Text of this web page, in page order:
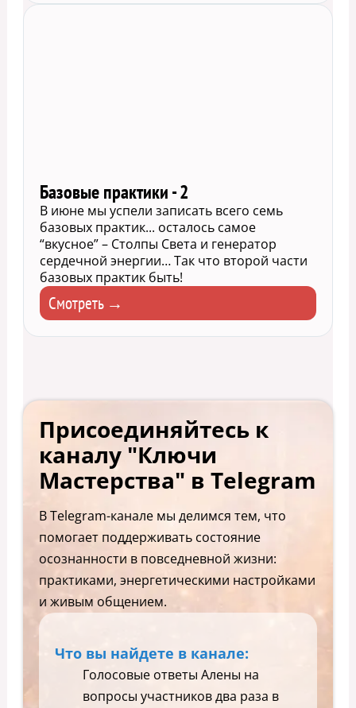
Базовые практики - 2
В июне мы успели записать всего семь
базовых практик... осталось самое
“вкусное” – Столпы Света и генератор
сердечной энергии… Так что второй части
базовых практик быть!
Смотреть →
Присоединяйтесь к
каналу "Ключи
Мастерства" в Telegram
В Telegram-канале мы делимся тем, что
помогает поддерживать состояние
осознанности в повседневной жизни:
практиками, энергетическими настройками
и живым общением.
Что вы найдете в канале:
Голосовые ответы Алены на
вопросы участников два раза в